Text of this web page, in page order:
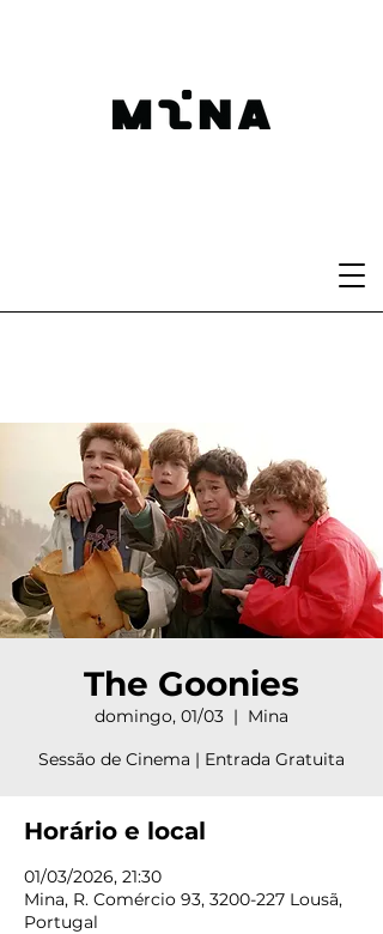
The Goonies
domingo, 01/03
  |
Mina
Sessão de Cinema | Entrada Gratuita
Horário e local
01/03/2026, 21:30
Mina, R. Comércio 93, 3200-227 Lousã,
Portugal